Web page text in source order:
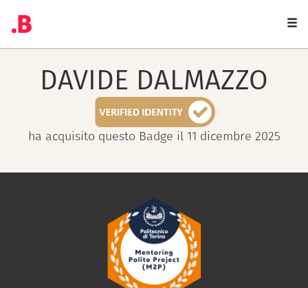
DAVIDE DALMAZZO
ha acquisito questo Badge il 11 dicembre 2025